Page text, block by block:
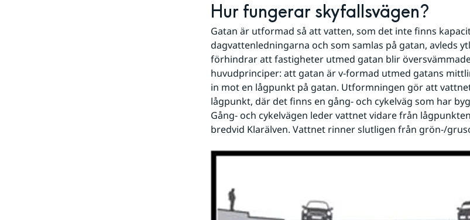
Hur fungerar skyfallsvägen?
Gatan är utformad så att vatten, som det inte finns
dagvattenledningarna och som samlas på gatan, avleds
förhindrar att fastigheter utmed gatan blir
huvudprinciper: att gatan är v-formad utmed gatans
in mot en lågpunkt på gatan. Utformningen gör att
lågpunkt, där det finns en gång- och cykelväg som har
Gång- och cykelvägen leder vattnet vidare från
bredvid Klarälven. Vattnet rinner slutligen från grön-/